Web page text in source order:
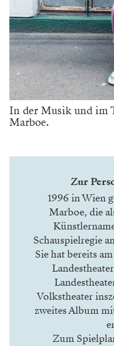
In der Musik und im
Marboe.
Zur
1996 in Wien
Marboe, die
Schauspielregie
Sie hat bereits
Volkstheater
zweites Album
Zum